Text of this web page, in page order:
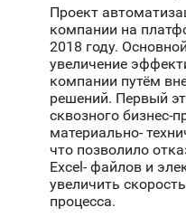
Проект
компании на
2018 году.
увеличение
компании путём
решений. Первый
сквозного бизнес-
материально-
что позволило
Excel- файлов и
увеличить
процесса.